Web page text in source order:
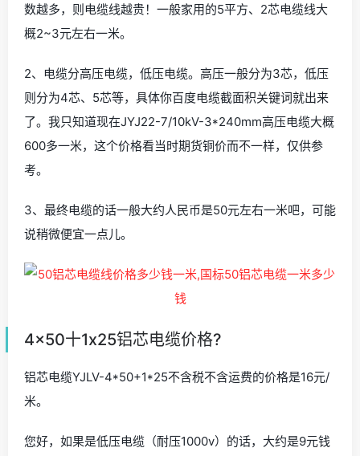
数越多，则电缆线越贵！一般家用的5平方、2芯电缆线大
概2~3元左右一米。
2、电缆分高压电缆，低压电缆。高压一般分为3芯，低压
则分为4芯、5芯等，具体你百度电缆截面积关键词就出来
了。我只知道现在JYJ22-7/10kV-3*240mm高压电缆大概
600多一米，这个价格看当时期货铜价而不一样，仅供参
考。
3、最终电缆的话一般大约人民币是50元左右一米吧，可能
说稍微便宜一点儿。
4x50十1x25铝芯电缆价格?
铝芯电缆YJLV-4*50+1*25不含税不含运费的价格是16元/
米。
您好，如果是低压电缆（耐压1000v）的话，大约是9元钱